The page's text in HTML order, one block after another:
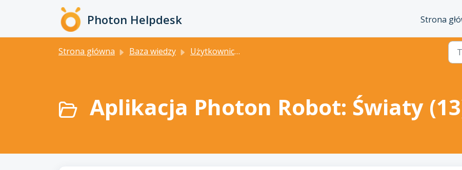
Przejdź do głównej treści
Photon Helpdesk Strona
Strona główna Baza wiedzy Użytkownicy domowi
Aplikacja Photon Robot: Światy